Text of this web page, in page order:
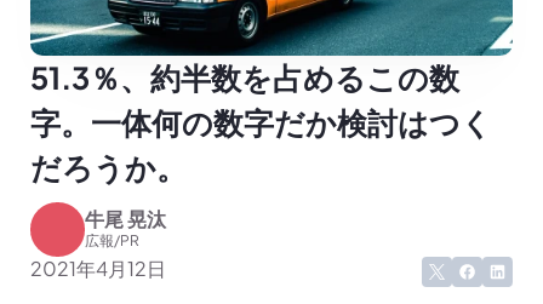
51.3％、約半数を占めるこの数
字。一体何の数字だか検討はつく
だろうか。
牛尾 晃汰
広報/PR
2021年4月12日